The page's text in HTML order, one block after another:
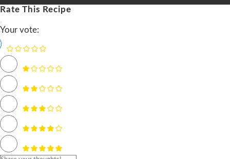
Rate This Recipe
Your vote: